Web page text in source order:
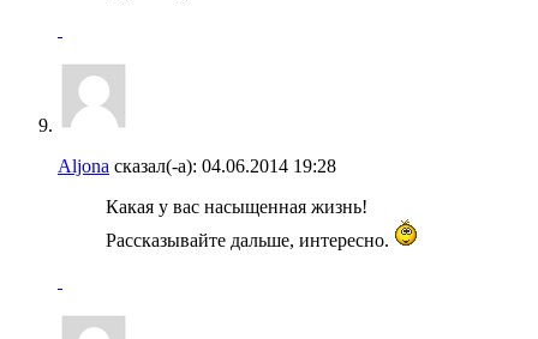
Aljona сказал(-а): 04.06.2014 19:28
Какая у вас насыщенная жизнь!
Рассказывайте дальше, интересно.